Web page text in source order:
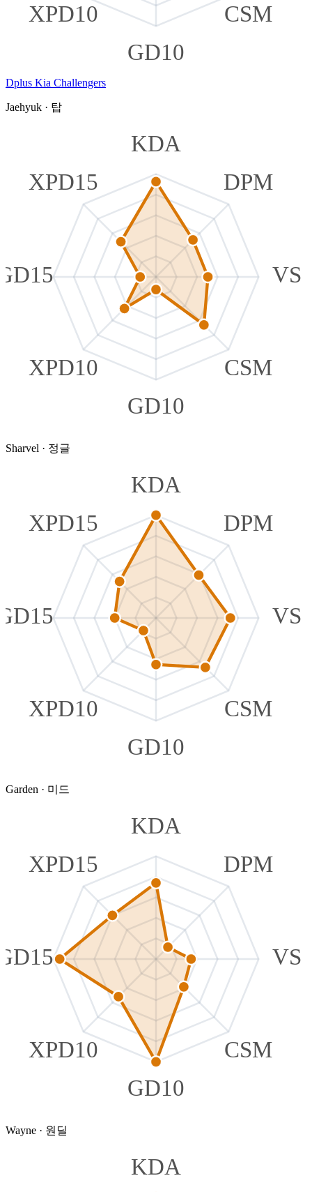
CSM
GD10
XPD10
Dplus Kia Challengers
Jaehyuk · 탑
KDA
DPM
VS
CSM
GD10
XPD10
XPD15
Sharvel · 정글
KDA
DPM
VS
CSM
GD10
XPD10
XPD15
Garden · 미드
KDA
DPM
VS
CSM
GD10
XPD10
XPD15
Wayne · 원딜
KDA